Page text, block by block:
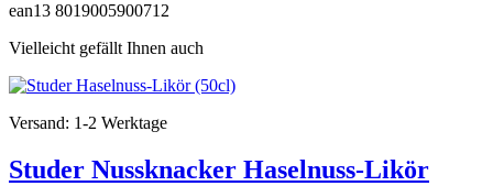
ean13 8019005900712
Vielleicht gefällt Ihnen auch
Versand: 1-2 Werktage
Studer Nussknacker Haselnuss-Likör